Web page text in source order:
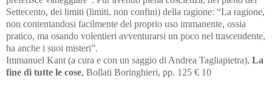
Settecento, dei limiti (limiti, non confini) della ragione: “La ragione,
non contentandosi facilmente del proprio uso immanente, ossia
pratico, ma osando volentieri avventurarsi un poco nel trascendente,
ha anche i suoi misteri”.
Immanuel Kant (a cura e con un saggio di Andrea Tagliapietra), La
fine di tutte le cose, Bollati Boringhieri, pp. 125 € 10